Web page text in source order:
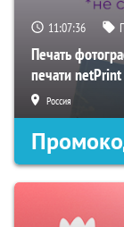
11:07:35
Печать
печати netPrint
Россия